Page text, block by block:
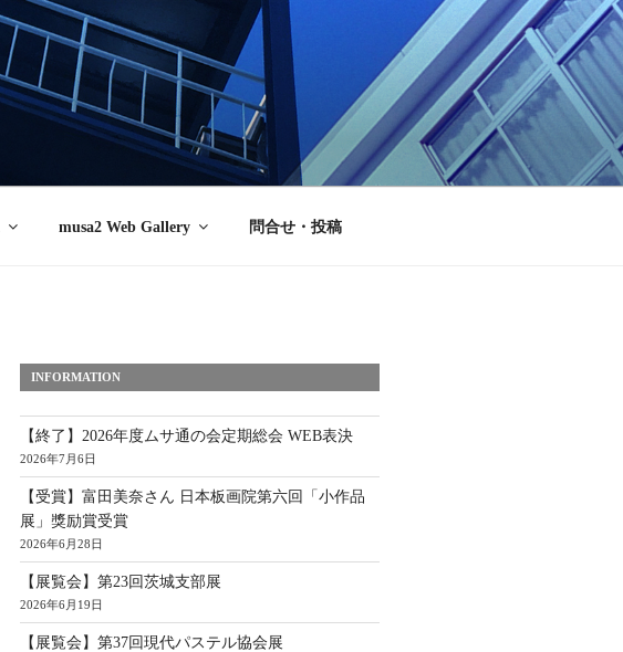
musa2 Web Gallery 問合せ・投稿
INFORMATION
【終了】2026年度ムサ通の会定期総会 WEB表決
2026年7月6日
【受賞】富田美奈さん 日本板画院第六回「小作品
展」獎励賞受賞
2026年6月28日
【展覧会】第23回茨城支部展
2026年6月19日
【展覧会】第37回現代パステル協会展